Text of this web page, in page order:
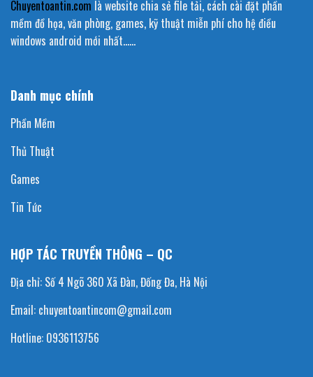
Chuyentoantin.com là website chia sẻ file tải, cách cài đặt phần
mềm đồ họa, văn phòng, games, kỹ thuật miễn phí cho hệ điều
windows android mới nhất……
Danh mục chính
Phần Mềm
Thủ Thuật
Games
Tin Tức
HỢP TÁC TRUYỀN THÔNG – QC
Địa chỉ: Số 4 Ngõ 360 Xã Đàn, Đống Đa, Hà Nội
Email: chuyentoantincom@gmail.com
Hotline: 0936113756